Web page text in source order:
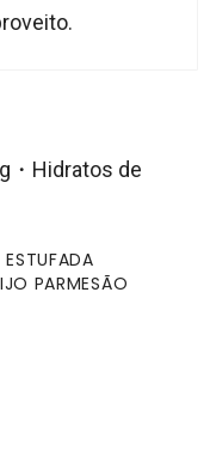
・Hidratos de
ESTUFADA
PARMESÃO